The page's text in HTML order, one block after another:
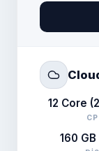
12 Core
160 GB